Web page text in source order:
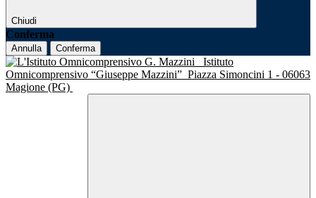
Chiudi
Conferma
Annulla Conferma
Istituto
Omnicomprensivo “Giuseppe Mazzini” Piazza Simoncini 1 - 06063
Magione (PG)